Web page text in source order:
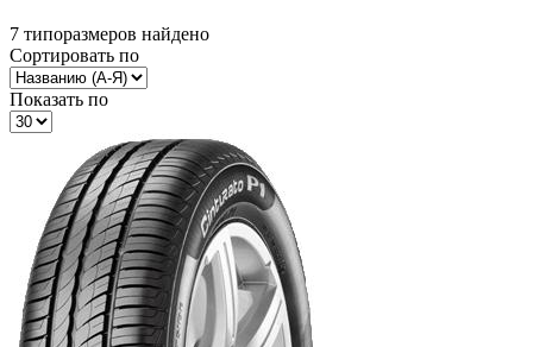
7 типоразмеров найдено
Сортировать по
Показать по